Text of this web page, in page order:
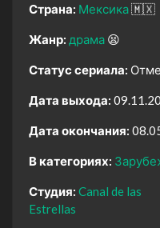
Страна: Мексика🇲🇽
Жанр: драма 😫
Статус сериала:
Дата выхода:
Дата окончания:
В категориях:
Студия: Canal de las
Estrellas